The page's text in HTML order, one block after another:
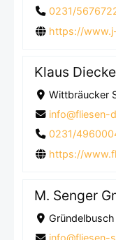
0231/
https://
Klaus
Wittbräucker
info@fliesen-
0231/
https://
M. Senger